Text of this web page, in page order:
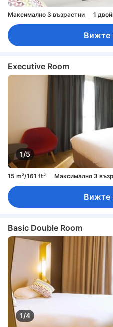
Максимално 3 възрастни 1
Вижте
Executive Room
1/5
15 m²/161 ft² Максимално 3
Вижте
Basic Double Room
1/4